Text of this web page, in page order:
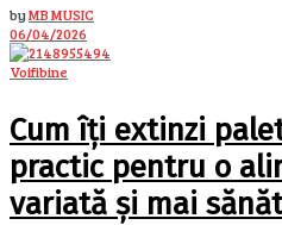
byMB MUSIC
06/04/2026
Voifibine
Cum îți extinzi
practic pentru o
variată și mai